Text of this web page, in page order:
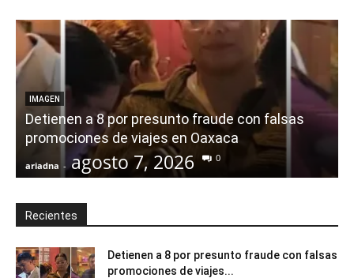
IMAGEN
Detienen a 8 por presunto fraude con falsas
promociones de viajes en Oaxaca
ariadna - agosto 7, 2026 0
Recientes
Detienen a 8 por presunto fraude con falsas
promociones de viajes...